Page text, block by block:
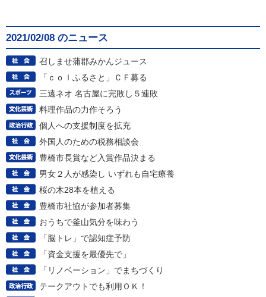
2021/02/08 のニュース
召しませ蒲郡みかんジュース
「ｃｏｌふるさと」ＣＦ募る
三遠ネオ 名古屋に完敗し５連敗
料理作品の力作そろう
個人への支援制度を拡充
外国人のための税務相談会
豊橋市長賞など入賞作品決まる
男女２人が感染し いずれも自宅療養
桜の木28本を植える
豊橋市社協が参加者募集
おうちで釜山気分を味わう
「脳トレ」で認知症予防
「資金支援を最優先で」
「リノベーション」でまちづくり
テークアウトでも利用ＯＫ！